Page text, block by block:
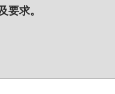
求。